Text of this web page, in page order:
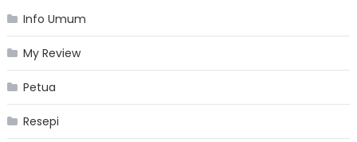
Info Umum
My Review
Petua
Resepi